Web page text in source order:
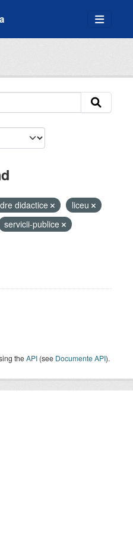
didactice
liceu
servicii-publice
theAPI (see Documente API).